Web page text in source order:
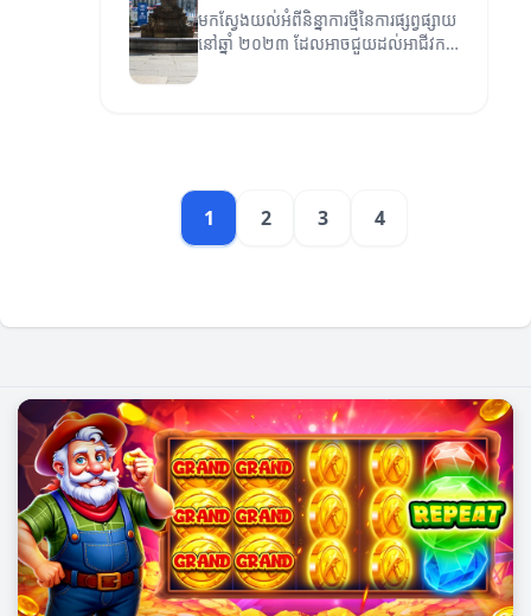
មកស្វែងយល់អំពីនិន្នាការថ្មីនៃការផ្សព្វផ្សាយ
នៅឆ្នាំ ២០២៣ ដែលអាចជួយដល់អាជីវកម្ម
1 2 3 4